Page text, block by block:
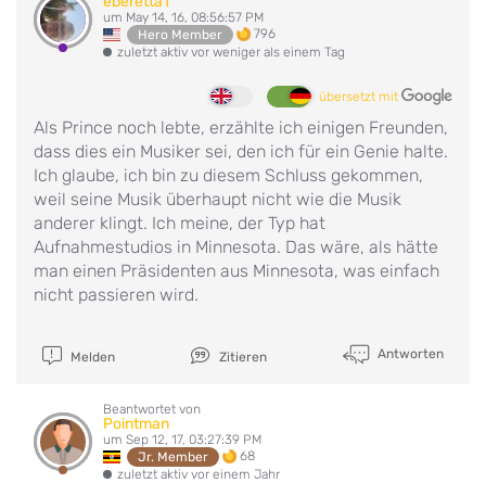
um May 14, 16, 08:56:57 PM
Hero Member
796
zuletzt aktiv vor weniger als einem Tag
übersetzt mit
Als Prince noch lebte, erzählte ich einigen Freunden,
dass dies ein Musiker sei, den ich für ein Genie halte.
Ich glaube, ich bin zu diesem Schluss gekommen,
weil seine Musik überhaupt nicht wie die Musik
anderer klingt. Ich meine, der Typ hat
Aufnahmestudios in Minnesota. Das wäre, als hätte
man einen Präsidenten aus Minnesota, was einfach
nicht passieren wird.
Melden Zitieren Antworten
Beantwortet von
Pointman
um Sep 12, 17, 03:27:39 PM
Jr. Member
68
zuletzt aktiv vor einem Jahr